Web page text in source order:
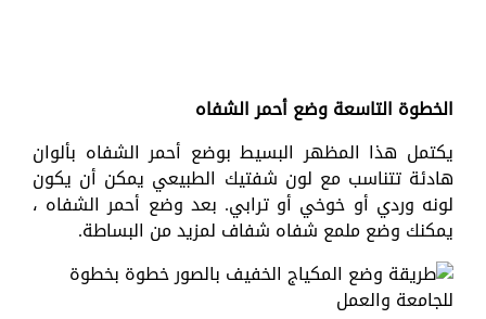
الخطوة التاسعة وضع أحمر الشفاه
يكتمل هذا المظهر البسيط بوضع أحمر الشفاه بألوان
هادئة تتناسب مع لون شفتيك الطبيعي يمكن أن يكون
لونه وردي أو خوخي أو ترابي. بعد وضع أحمر الشفاه ،
يمكنك وضع ملمع شفاه شفاف لمزيد من البساطة.